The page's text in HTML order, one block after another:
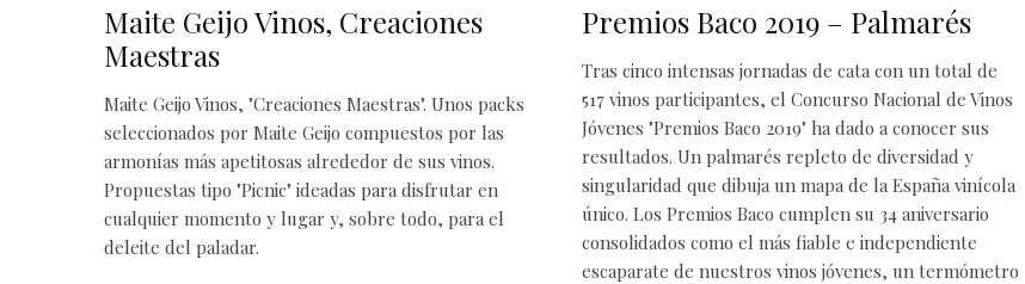
Maite Geijo Vinos, Creaciones
Maestras
Maite Geijo Vinos, "Creaciones Maestras". Unos packs
seleccionados por Maite Geijo compuestos por las
armonías más apetitosas alrededor de sus vinos.
Propuestas tipo "Picnic" ideadas para disfrutar en
cualquier momento y lugar y, sobre todo, para el
deleite del paladar.
Premios Baco 2019 – Palmarés
Tras cinco intensas jornadas de cata con un total de
517 vinos participantes, el Concurso Nacional de Vinos
Jóvenes "Premios Baco 2019" ha dado a conocer sus
resultados. Un palmarés repleto de diversidad y
singularidad que dibuja un mapa de la España vinícola
único. Los Premios Baco cumplen su 34 aniversario
consolidados como el más fiable e independiente
escaparate de nuestros vinos jóvenes, un termómetro